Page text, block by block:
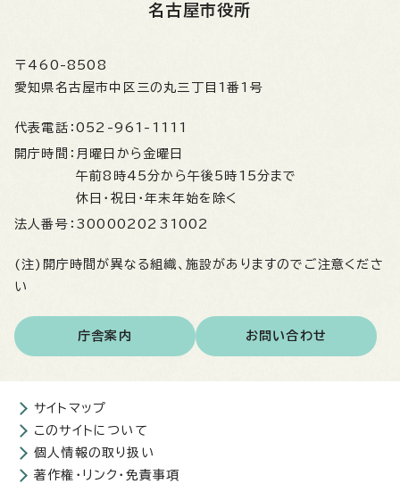
名古屋市役所
〒460-8508
愛知県名古屋市中区三の丸三丁目1番1号
代表電話： 052-961-1111
開庁時間： 月曜日から金曜日
午前8時45分から午後5時15分まで
休日・祝日・年末年始を除く
法人番号： 3000020231002
(注)開庁時間が異なる組織、施設がありますのでご注意くださ
い
庁舎案内 お問い合わせ
サイトマップ
このサイトについて
個人情報の取り扱い
著作権・リンク・免責事項